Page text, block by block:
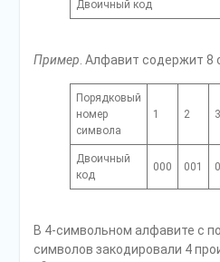
Двоичный код
Пример. Алфавит содержит 8
Порядковый
номер
символа
1 2 3
Двоичный
код
000 001
В 4-символьном алфавите с
символов закодиро­вали 4